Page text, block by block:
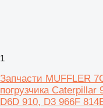
1
Запчасти MUFFLER
погрузчика Caterpillar
D6D 910, D3 966F